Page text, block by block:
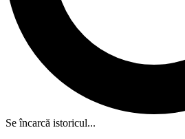
Se încarcă istoricul...